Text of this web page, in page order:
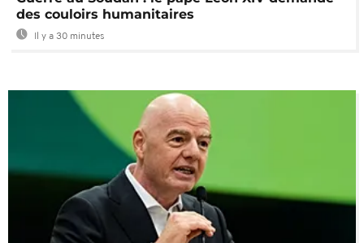
des couloirs humanitaires
Il y a 30 minutes